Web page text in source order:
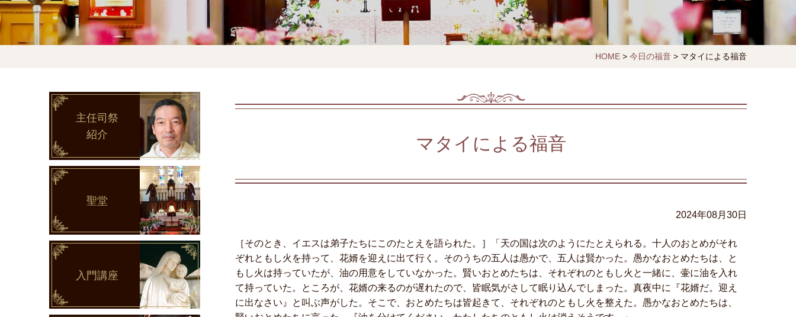
HOME> 今日の福音> マタイによる福音
マタイによる福音
2024年08月30日
［そのとき、イエスは弟子たちにこのたとえを語られた。］「天の国は次のようにたとえられる。十人のおとめがそれ
ぞれともし火を持って、花婿を迎えに出て行く。そのうちの五人は愚かで、五人は賢かった。愚かなおとめたちは、と
もし火は持っていたが、油の用意をしていなかった。賢いおとめたちは、それぞれのともし火と一緒に、壷に油を入れ
て持っていた。ところが、花婿の来るのが遅れたので、皆眠気がさして眠り込んでしまった。真夜中に『花婿だ。迎え
に出なさい』と叫ぶ声がした。そこで、おとめたちは皆起きて、それぞれのともし火を整えた。愚かなおとめたちは、
主任司祭
紹介
聖堂
入門講座